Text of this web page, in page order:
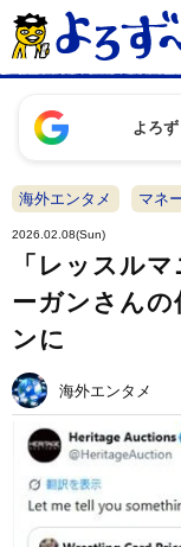
よろ
海外エンタメ マネ
2026.02.08(Sun)
「レッスル
ーガンさんの
ンに
海外エンタメ